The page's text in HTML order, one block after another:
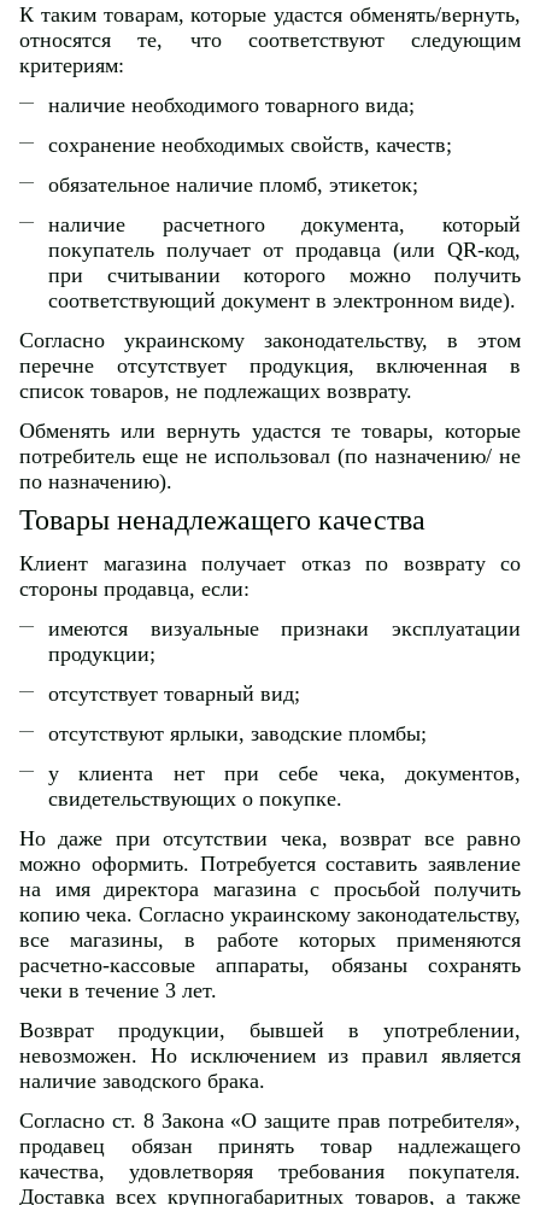
К таким товарам, которые удастся обменять/вернуть,
относятся те, что соответствуют следующим
критериям:
наличие необходимого товарного вида;
сохранение необходимых свойств, качеств;
обязательное наличие пломб, этикеток;
наличие расчетного документа, который
покупатель получает от продавца (или QR-код,
при считывании которого можно получить
соответствующий документ в электронном виде).
Согласно украинскому законодательству, в этом
перечне отсутствует продукция, включенная в
список товаров, не подлежащих возврату.
Обменять или вернуть удастся те товары, которые
потребитель еще не использовал (по назначению/ не
по назначению).
Товары ненадлежащего качества
Клиент магазина получает отказ по возврату со
стороны продавца, если:
имеются визуальные признаки эксплуатации
продукции;
отсутствует товарный вид;
отсутствуют ярлыки, заводские пломбы;
у клиента нет при себе чека, документов,
свидетельствующих о покупке.
Но даже при отсутствии чека, возврат все равно
можно оформить. Потребуется составить заявление
на имя директора магазина с просьбой получить
копию чека. Согласно украинскому законодательству,
все магазины, в работе которых применяются
расчетно-кассовые аппараты, обязаны сохранять
чеки в течение 3 лет.
Возврат продукции, бывшей в употреблении,
невозможен. Но исключением из правил является
наличие заводского брака.
Согласно ст. 8 Закона «О защите прав потребителя»,
продавец обязан принять товар надлежащего
качества, удовлетворяя требования покупателя.
Доставка всех крупногабаритных товаров, а также